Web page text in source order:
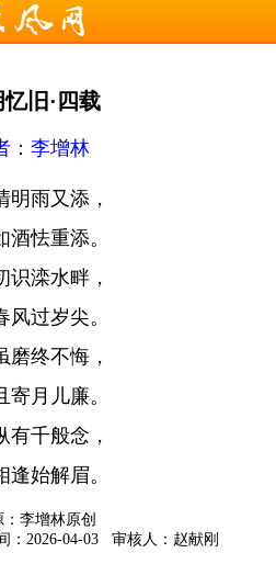
旧·四载
：李增林
明雨又添，
酒怯重添。
识滦水畔，
风过岁尖。
磨终不悔，
寄月儿廉。
有千般念，
逢始解眉。
：李增林原创
：2026-04-03 审核人：赵献刚